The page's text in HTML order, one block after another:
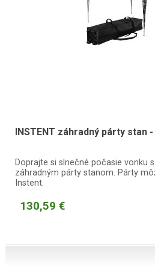
INSTENT záhradný párty stan
Doprajte si slnečné počasie vonku
záhradným párty stanom. Párty
Instent.
130,59 €